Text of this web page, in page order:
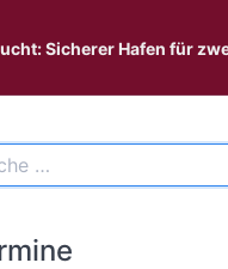
Sicherer Hafen für